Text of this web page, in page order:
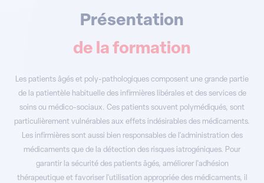
Présentation
de la formation
Les patients âgés et poly-pathologiques composent une grande partie
de la patientèle habituelle des infirmières libérales et des services de
soins ou médico-sociaux. Ces patients souvent polymédiqués, sont
particulièrement vulnérables aux effets indésirables des médicaments.
Les infirmières sont aussi bien responsables de l'administration des
médicaments que de la détection des risques iatrogéniques. Pour
garantir la sécurité des patients âgés, améliorer l'adhésion
thérapeutique et favoriser l'utilisation appropriée des médicaments, il